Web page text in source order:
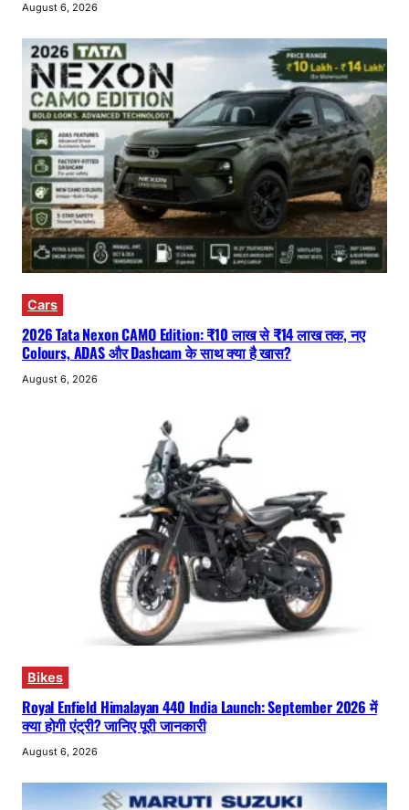
August 6, 2026
Cars
2026 Tata Nexon CAMO Edition: ₹10 लाख से ₹14 लाख तक, नए
Colours, ADAS और Dashcam के साथ क्या है खास?
August 6, 2026
Bikes
Royal Enfield Himalayan 440 India Launch: September 2026 में
क्या होगी एंट्री? जानिए पूरी जानकारी
August 6, 2026